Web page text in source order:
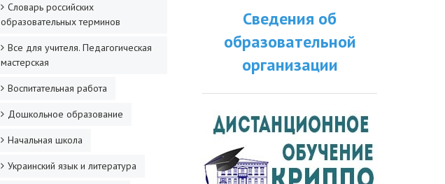
Словарь российских
образовательных терминов
Все для учителя. Педагогическая
мастерская
Воспитательная работа
Дошкольное образование
Начальная школа
Украинский язык и литература
Сведения об
образовательной
организации